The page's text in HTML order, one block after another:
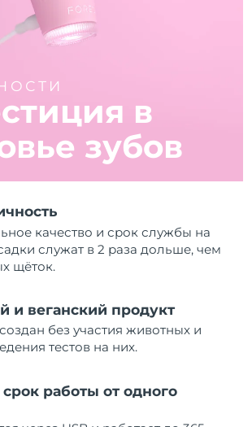
в
зубов
качество и срок службы на
служат в 2 раза дольше, чем
щёток.
и веганский продукт
без участия животных и
тестов на них.
работы от одного